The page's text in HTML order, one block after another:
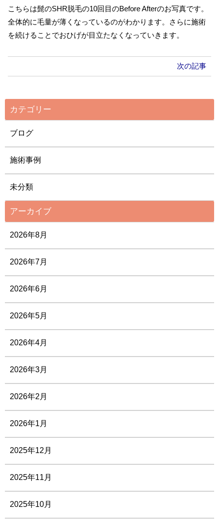
こちらは髭のSHR脱毛の10回目のBefore Afterのお写真です。
全体的に毛量が薄くなっているのがわかります。さらに施術
を続けることでおひげが目立たなくなっていきます。
次の記事
カテゴリー
ブログ
施術事例
未分類
アーカイブ
2026年8月
2026年7月
2026年6月
2026年5月
2026年4月
2026年3月
2026年2月
2026年1月
2025年12月
2025年11月
2025年10月